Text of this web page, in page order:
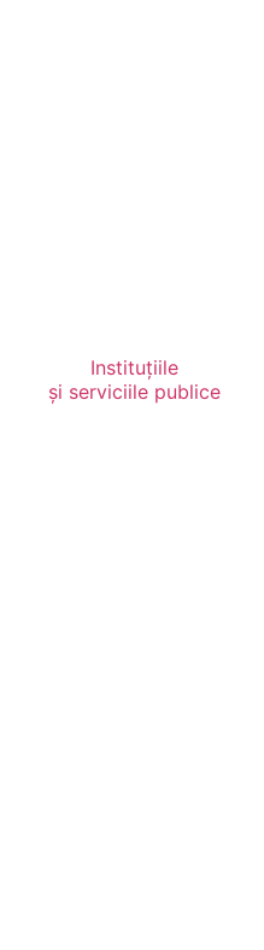
Instituțiile
și serviciile publice